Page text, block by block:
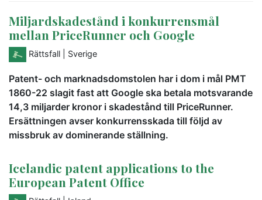
Miljardskadestånd i konkurrensmål
mellan PriceRunner och Google
Rättsfall | Sverige
Patent- och marknadsdomstolen har i dom i mål PMT
1860-22 slagit fast att Google ska betala motsvarande
14,3 miljarder kronor i skadestånd till PriceRunner.
Ersättningen avser konkurrensskada till följd av
missbruk av dominerande ställning.
Icelandic patent applications to the
European Patent Office